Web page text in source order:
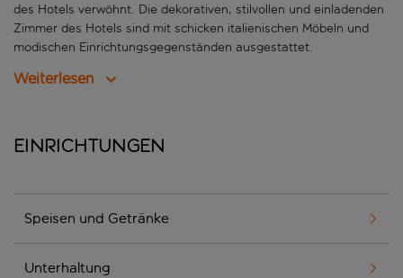
des Hotels verwöhnt. Die dekorativen, stilvollen und einladenden
Zimmer des Hotels sind mit schicken italienischen Möbeln und
modischen Einrichtungsgegenständen ausgestattet.
Weiterlesen
Einrichtungen
Speisen und Getränke
Unterhaltung